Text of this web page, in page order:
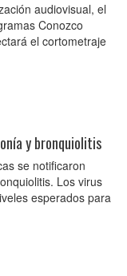
audiovisual, el
Conozco
el cortometraje
y bronquiolitis
se notificaron
Los virus
esperados para